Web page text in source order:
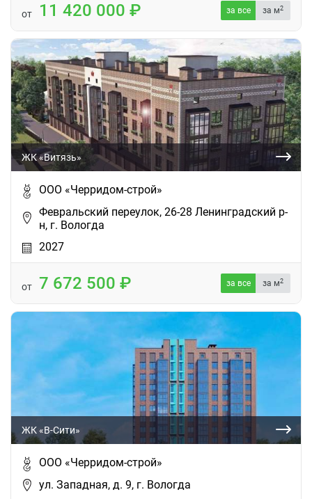
от 11 420 000 за все за м2
ЖК «Витязь»
ООО «Черридом-строй»
Февральский переулок, 26-28 Ленинградский р-
н, г. Вологда
2027
от 7 672 500 за все за м2
ЖК «В-Сити»
ООО «Черридом-строй»
ул. Западная, д. 9, г. Вологда